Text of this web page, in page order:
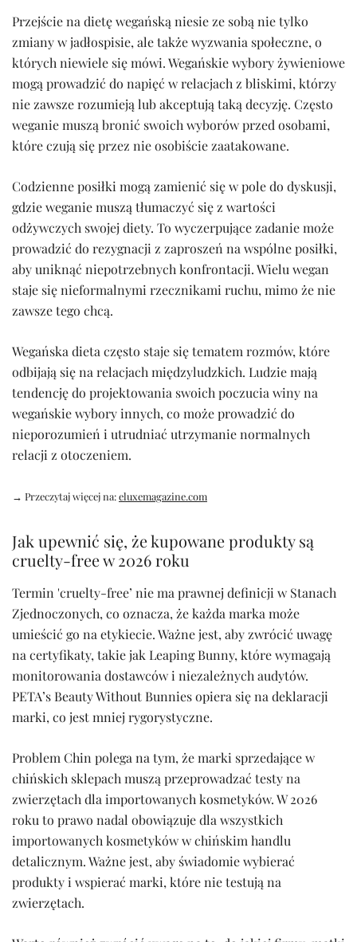
Przejście na dietę wegańską niesie ze sobą nie tylko
zmiany w jadłospisie, ale także wyzwania społeczne, o
których niewiele się mówi. Wegańskie wybory żywieniowe
mogą prowadzić do napięć w relacjach z bliskimi, którzy
nie zawsze rozumieją lub akceptują taką decyzję. Często
weganie muszą bronić swoich wyborów przed osobami,
które czują się przez nie osobiście zaatakowane.
Codzienne posiłki mogą zamienić się w pole do dyskusji,
gdzie weganie muszą tłumaczyć się z wartości
odżywczych swojej diety. To wyczerpujące zadanie może
prowadzić do rezygnacji z zaproszeń na wspólne posiłki,
aby uniknąć niepotrzebnych konfrontacji. Wielu wegan
staje się nieformalnymi rzecznikami ruchu, mimo że nie
zawsze tego chcą.
Wegańska dieta często staje się tematem rozmów, które
odbijają się na relacjach międzyludzkich. Ludzie mają
tendencję do projektowania swoich poczucia winy na
wegańskie wybory innych, co może prowadzić do
nieporozumień i utrudniać utrzymanie normalnych
relacji z otoczeniem.
→ Przeczytaj więcej na:eluxemagazine.com
Jak upewnić się, że kupowane produkty są
cruelty-free w 2026 roku
Termin 'cruelty-free’ nie ma prawnej definicji w Stanach
Zjednoczonych, co oznacza, że każda marka może
umieścić go na etykiecie. Ważne jest, aby zwrócić uwagę
na certyfikaty, takie jak Leaping Bunny, które wymagają
monitorowania dostawców i niezależnych audytów.
PETA’s Beauty Without Bunnies opiera się na deklaracji
marki, co jest mniej rygorystyczne.
Problem Chin polega na tym, że marki sprzedające w
chińskich sklepach muszą przeprowadzać testy na
zwierzętach dla importowanych kosmetyków. W 2026
roku to prawo nadal obowiązuje dla wszystkich
importowanych kosmetyków w chińskim handlu
detalicznym. Ważne jest, aby świadomie wybierać
produkty i wspierać marki, które nie testują na
zwierzętach.